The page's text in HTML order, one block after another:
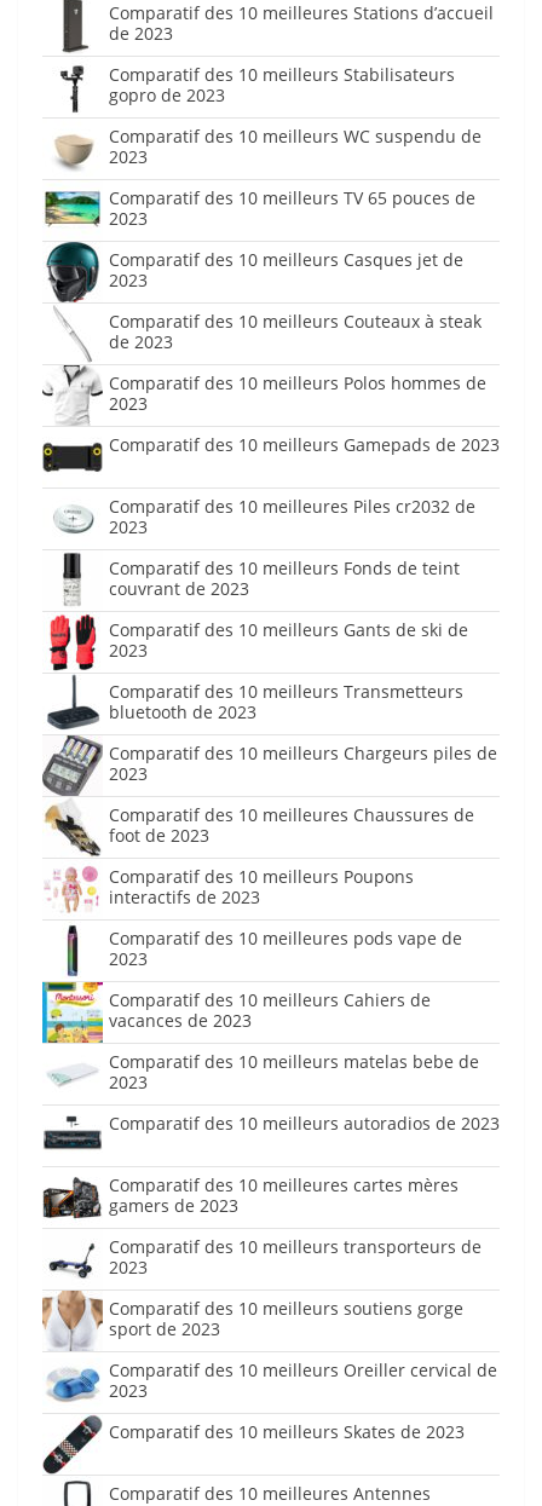
Comparatif des 10 meilleures Stations d’accueil
de 2023
Comparatif des 10 meilleurs Stabilisateurs
gopro de 2023
Comparatif des 10 meilleurs WC suspendu de
2023
Comparatif des 10 meilleurs TV 65 pouces de
2023
Comparatif des 10 meilleurs Casques jet de
2023
Comparatif des 10 meilleurs Couteaux à steak
de 2023
Comparatif des 10 meilleurs Polos hommes de
2023
Comparatif des 10 meilleurs Gamepads de 2023
Comparatif des 10 meilleures Piles cr2032 de
2023
Comparatif des 10 meilleurs Fonds de teint
couvrant de 2023
Comparatif des 10 meilleurs Gants de ski de
2023
Comparatif des 10 meilleurs Transmetteurs
bluetooth de 2023
Comparatif des 10 meilleurs Chargeurs piles de
2023
Comparatif des 10 meilleures Chaussures de
foot de 2023
Comparatif des 10 meilleurs Poupons
interactifs de 2023
Comparatif des 10 meilleures pods vape de
2023
Comparatif des 10 meilleurs Cahiers de
vacances de 2023
Comparatif des 10 meilleurs matelas bebe de
2023
Comparatif des 10 meilleurs autoradios de 2023
Comparatif des 10 meilleures cartes mères
gamers de 2023
Comparatif des 10 meilleurs transporteurs de
2023
Comparatif des 10 meilleurs soutiens gorge
sport de 2023
Comparatif des 10 meilleurs Oreiller cervical de
2023
Comparatif des 10 meilleurs Skates de 2023
Comparatif des 10 meilleures Antennes